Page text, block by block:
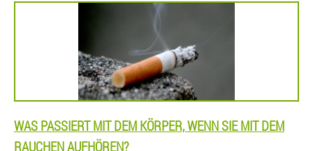
WAS PASSIERT MIT DEM KÖRPER, WENN SIE MIT DEM
RAUCHEN AUFHÖREN?